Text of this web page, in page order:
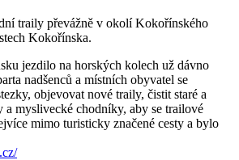
traily převážně v okolí Kokořínského
Kokořínska.
jezdilo na horských kolech už dávno
nadšenců a místních obyvatel se
objevovat nové traily, čistit staré a
a myslivecké chodníky, aby se trailové
mimo turisticky značené cesty a bylo